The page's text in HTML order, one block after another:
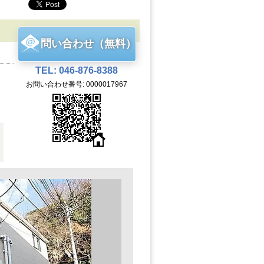
問い合わせ（無料）
TEL: 046-876-8388
お問い合わせ番号: 0000017967